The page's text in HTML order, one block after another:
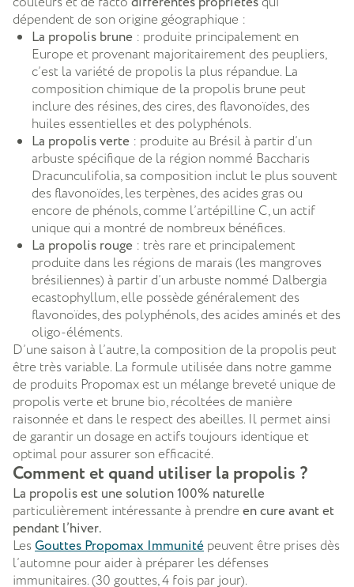
dépendent de son origine géographique :
La propolis brune : produite principalement en
Europe et provenant majoritairement des peupliers,
c’est la variété de propolis la plus répandue. La
composition chimique de la propolis brune peut
inclure des résines, des cires, des flavonoïdes, des
huiles essentielles et des polyphénols.
La propolis verte : produite au Brésil à partir d’un
arbuste spécifique de la région nommé Baccharis
Dracunculifolia, sa composition inclut le plus souvent
des flavonoïdes, les terpènes, des acides gras ou
encore de phénols, comme l’artépilline C, un actif
unique qui a montré de nombreux bénéfices.
La propolis rouge : très rare et principalement
produite dans les régions de marais (les mangroves
brésiliennes) à partir d’un arbuste nommé Dalbergia
ecastophyllum, elle possède généralement des
flavonoïdes, des polyphénols, des acides aminés et des
oligo-éléments.
D’une saison à l’autre, la composition de la propolis peut
être très variable. La formule utilisée dans notre gamme
de produits Propomax est un mélange breveté unique de
propolis verte et brune bio, récoltées de manière
raisonnée et dans le respect des abeilles. Il permet ainsi
de garantir un dosage en actifs toujours identique et
optimal pour assurer son efficacité.
Comment et quand utiliser la propolis ?
La propolis est une solution 100% naturelle
particulièrement intéressante à prendre en cure avant et
pendant l’hiver.
LesGouttes Propomax Immunité peuvent être prises dès
l’automne pour aider à préparer les défenses
immunitaires. (30 gouttes, 4 fois par jour).